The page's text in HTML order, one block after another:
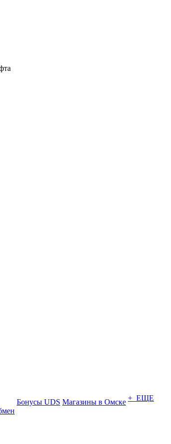
Бонусы UDS Магазины в Омске + ЕЩЕ